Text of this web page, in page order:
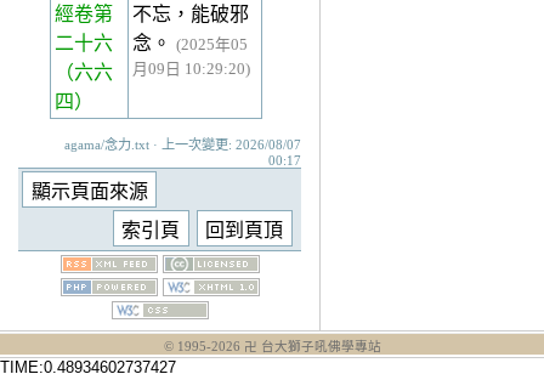
經卷第
二十六
（六六
四）
不忘，能破邪
念。
(2025年05
月09日 10:29:20)
agama/念力.txt · 上一次變更: 2026/08/07
00:17
© 1995-2026 卍 台大獅子吼佛學專站
TIME:0.48934602737427